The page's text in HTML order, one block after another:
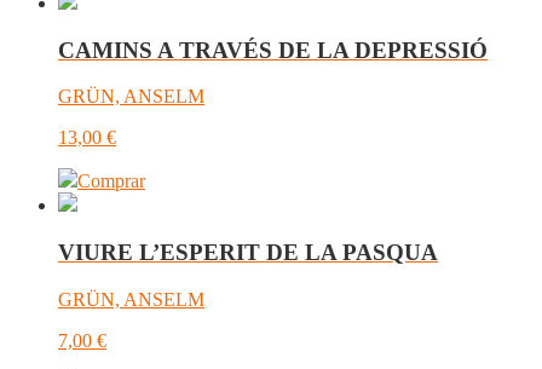
CAMINS A TRAVÉS DE LA DEPRESSIÓ
GRÜN, ANSELM
13,00 €
Comprar
VIURE L’ESPERIT DE LA PASQUA
GRÜN, ANSELM
7,00 €